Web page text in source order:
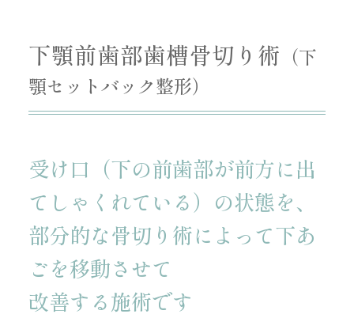
下顎前歯部歯槽骨切り術 （下
顎セットバック整形）
受け口（下の前歯部が前方に出
てしゃくれている）の状態を、
部分的な骨切り術によって下あ
ごを移動させて
改善する施術です